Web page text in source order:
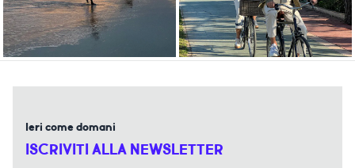
Ieri come domani
ISCRIVITI ALLA NEWSLETTER